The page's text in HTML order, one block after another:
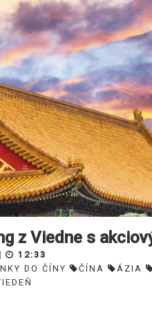
z Viedne s
12:33
DO ČÍNY ČÍNA ÁZIA